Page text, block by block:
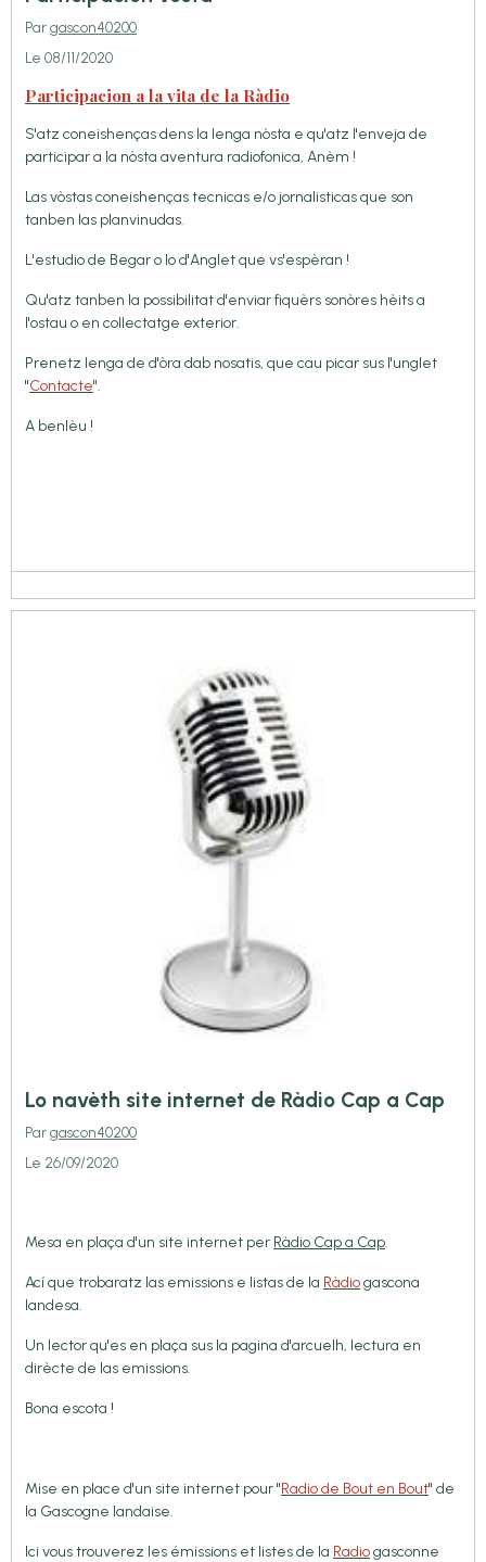
Pargascon40200
Le 08/11/2020
Participacion a la vita de la Ràdio
S'atz coneishenças dens la lenga nòsta e qu'atz l'enveja de
participar a la nòsta aventura radiofonica, Anèm !
Las vòstas coneishenças tecnicas e/o jornalisticas que son
tanben las planvinudas.
L'estudio de Begar o lo d'Anglet que vs'espèran !
Qu'atz tanben la possibilitat d'enviar fiquèrs sonòres hèits a
l'ostau o en collectatge exterior.
Prenetz lenga de d'òra dab nosatis, que cau picar sus l'unglet
"Contacte".
A benlèu !
Lo navèth site internet de Ràdio Cap a Cap
Pargascon40200
Le 26/09/2020
Mesa en plaça d'un site internet per Ràdio Cap a Cap.
Ací que trobaratz las emissions e listas de la Ràdiogascona
landesa.
Un lector qu'es en plaça sus la pagina d'arcuelh, lectura en
dirècte de las emissions.
Bona escota !
Mise en place d'un site internet pour "Radio de Bout en Bout" de
la Gascogne landaise.
Ici vous trouverez les émissions et listes de la Radiogasconne